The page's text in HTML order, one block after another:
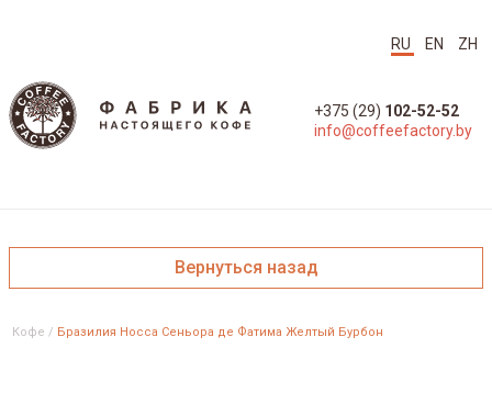
RU EN ZH
+375 (29) 102-52-52
info@coffeefactory.by
Вернуться назад
Кофе / Бразилия Носса Сеньора де Фатима Желтый Бурбон